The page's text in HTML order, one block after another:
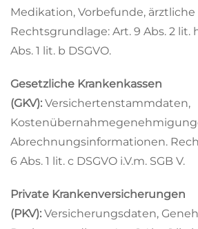
Medikation, Vorbefunde,
Rechtsgrundlage: Art. 9 Abs. 2 lit.
Abs. 1 lit. b DSGVO.
Gesetzliche Krankenkassen
(GKV): Versichertenstammdaten,
Abrechnungsinformationen.
6 Abs. 1 lit. c DSGVO i.V.m. SGB V.
Private Krankenversicherungen
(PKV): Versicherungsdaten,